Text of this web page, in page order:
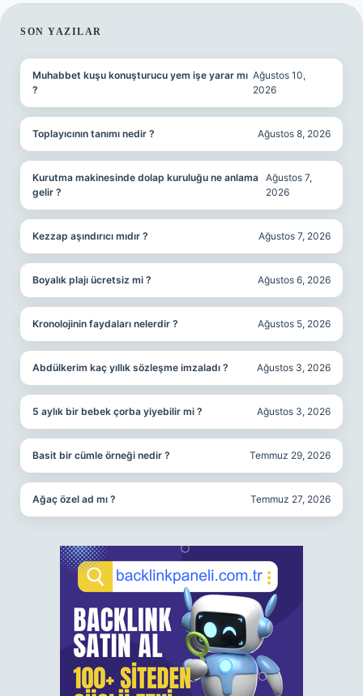
SIDEBAR
SON YAZILAR
Muhabbet kuşu konuşturucu yem işe yarar mı
?
Ağustos 10,
2026
Toplayıcının tanımı nedir ? Ağustos 8, 2026
Kurutma makinesinde dolap kuruluğu ne anlama
gelir ?
Ağustos 7,
2026
Kezzap aşındırıcı mıdır ? Ağustos 7, 2026
Boyalık plajı ücretsiz mi ? Ağustos 6, 2026
Kronolojinin faydaları nelerdir ? Ağustos 5, 2026
Abdülkerim kaç yıllık sözleşme imzaladı ? Ağustos 3, 2026
5 aylık bir bebek çorba yiyebilir mi ? Ağustos 3, 2026
Basit bir cümle örneği nedir ? Temmuz 29, 2026
Ağaç özel ad mı ? Temmuz 27, 2026